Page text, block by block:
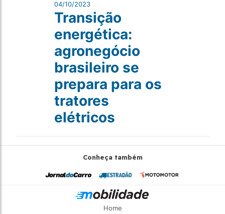
04/10/2023
Transição
energética:
agronegócio
brasileiro se
prepara para os
tratores
elétricos
Conheça também
Home